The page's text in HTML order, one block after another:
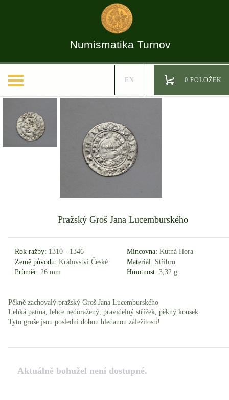
Numismatika Turnov
EN 0 POLOŽEK
Pražský Groš Jana Lucemburského
Rok ražby: 1310 - 1346 Mincovna: Kutná Hora
Země původu: Království České Materiál: Stříbro
Průměr: 26 mm Hmotnost: 3,32 g
Pěkně zachovalý pražský Groš Jana Lucemburského
Lehká patina, lehce nedoražený, pravidelný střížek, pěkný kousek
Tyto groše jsou poslední dobou hledanou záležitostí!
Aktuálně bohužel není dostupné.